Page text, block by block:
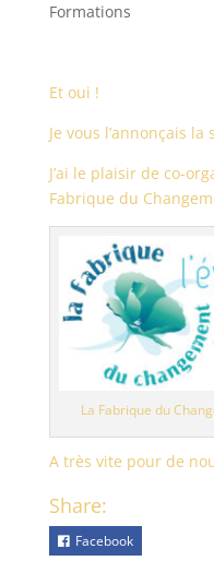
Formations
Et oui !
Je vous l’annonçais
J’ai le plaisir de co-
Fabrique du
La Fabrique du
A très vite pour de
Share:
Facebook